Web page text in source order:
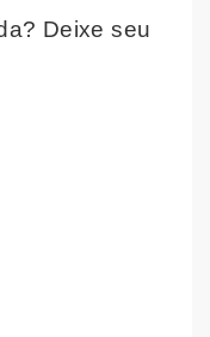
Deixe seu